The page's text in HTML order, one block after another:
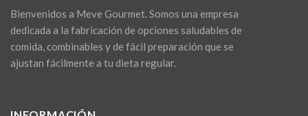
Bienvenidos a Meve Gourmet. Somos una empresa
dedicada a la fabricación de opciones saludables de
comida, combinables y de fácil preparación que se
ajustan fácilmente a tu dieta regular.